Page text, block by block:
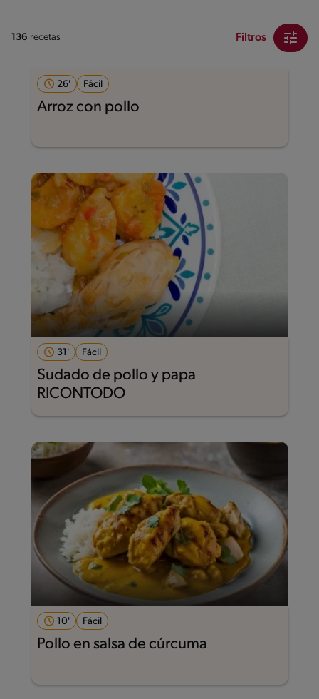
136 recetas Filtros
26' Fácil
Arroz con pollo
31' Fácil
Sudado de pollo y papa
RICONTODO
10' Fácil
Pollo en salsa de cúrcuma